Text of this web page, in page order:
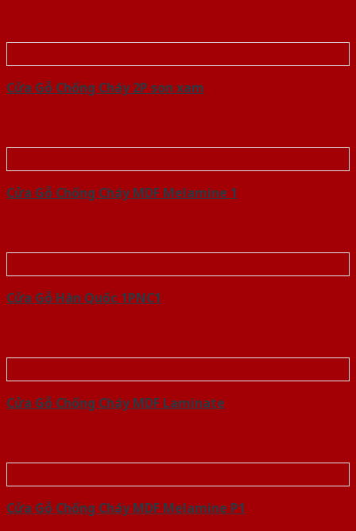
Cửa Gỗ Chống Cháy 2P son xam
Cửa Gỗ Chống Cháy MDF Melamine 1
Cửa Gỗ Hàn Quốc 1PNC1
Cửa Gỗ Chống Cháy MDF Laminate
Cửa Gỗ Chống Cháy MDF Melamine P1